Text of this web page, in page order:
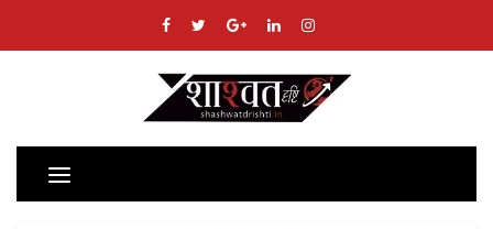
Toggle
navigation